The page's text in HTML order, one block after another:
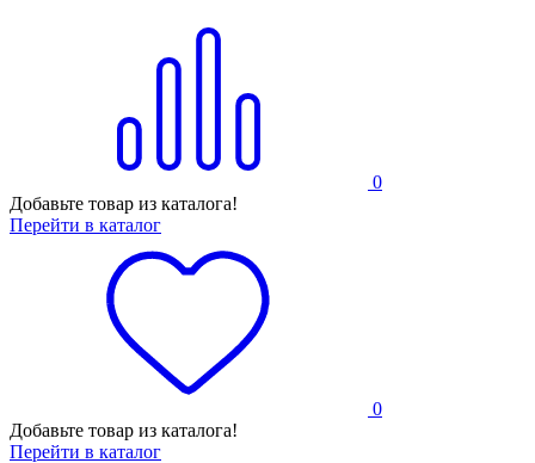
0
Добавьте товар из каталога!
Перейти в каталог
0
Добавьте товар из каталога!
Перейти в каталог